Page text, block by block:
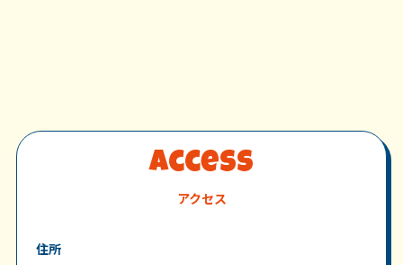
Access
アクセス
住所